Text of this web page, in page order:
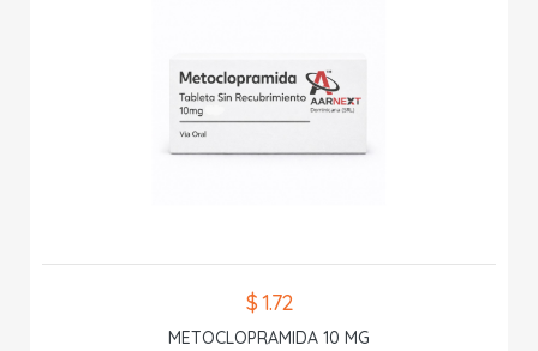
$ 1.72
METOCLOPRAMIDA 10 MG